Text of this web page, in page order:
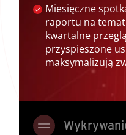
Miesięczne
raportu na
kwartalne
przyspieszone
maksymalizują